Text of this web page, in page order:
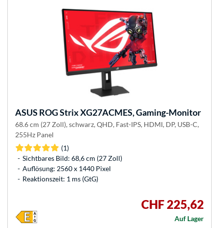
ASUS ROG Strix XG27ACMES, Gaming-Monitor
68.6 cm (27 Zoll), schwarz, QHD, Fast-IPS, HDMI, DP, USB-C,
255Hz Panel
(1)
Sichtbares Bild: 68,6 cm (27 Zoll)
Auflösung: 2560 x 1440 Pixel
Reaktionszeit: 1 ms (GtG)
CHF 225,62
Auf Lager